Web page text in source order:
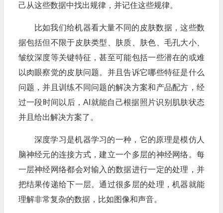
己从这些数据中找出规律，并记住这些规律。
比如我们给机器看大量不同的皮肤数据，这些数
据包括但不限于皮肤类型、肤质、肤色、毛孔大小、
皱纹深度等关键特征，甚至可能包括一些潜在的或难
以肉眼察觉的皮肤问题。并且告诉它哪些特征是什么
问题，并且训练不同问题的解决方案和产品配方，经
过一段时间以后，AI就能自己根据照片识别肌肤状态
并且给出解决方案了。
深度学习是机器学习的一种，它的原理是模仿人
脑神经元的连接方式，建立一个多层的神经网络。每
一层神经网络都会对输入的数据进行一定的处理，并
把结果传递给下一层。通过很多层的处理，机器就能
理解非常复杂的数据，比如图像和声音。